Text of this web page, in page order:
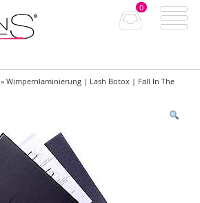
0
» Wimpernlaminierung | Lash Botox | Fall In The